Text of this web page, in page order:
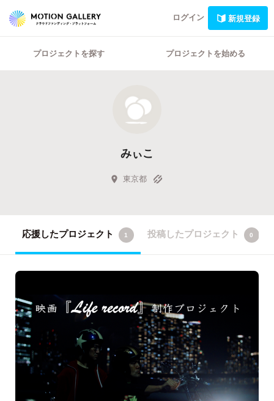
ログイン 新規登録
プロジェクトを探す プロジェクトを始める
みぃこ
東京都
応援したプロジェクト 1 投稿したプロジェクト 0